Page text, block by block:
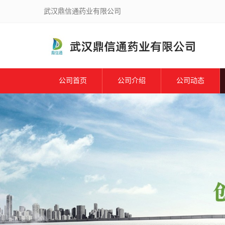
武汉鼎信通药业有限公司
公司首页 公司介绍 公司动态